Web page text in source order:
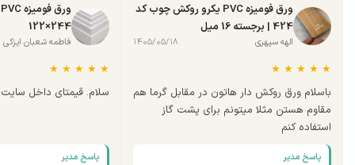
ورق فومیزه PVC یکرو روکش چوب کد
424 | برجسته 16 میل
الهه سپهری ۱۴۰۵/۰۵/۱۸
★
★
★
★
★
باسلام ورق روکش دار هاتون در مقابل گرما هم
مقاوم هستن مثلا میتونم برای پشت گاز
استفاده کنم
پاسخ مدیر
244×122
فاطمه شعبان ایزکی
★
★
★
★
★
سلام. قیمتای داخل سایت
پاسخ مدیر